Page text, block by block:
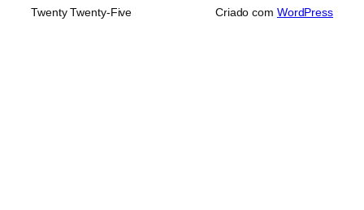
Twenty Twenty-Five Criado com WordPress